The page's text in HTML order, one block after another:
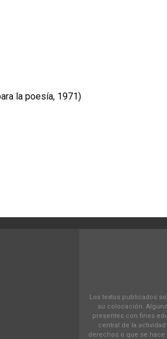
la poesía, 1971)
Los textos publicados
su colocación.
presentes con fines
central de la
derechos o que se